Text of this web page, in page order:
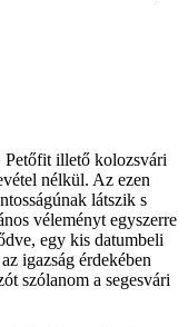
Petőfit illető kolozsvári
nélkül. Az ezen
látszik s
véleményt egyszerre
egy kis datumbeli
igazság érdekében
szólanom a segesvári